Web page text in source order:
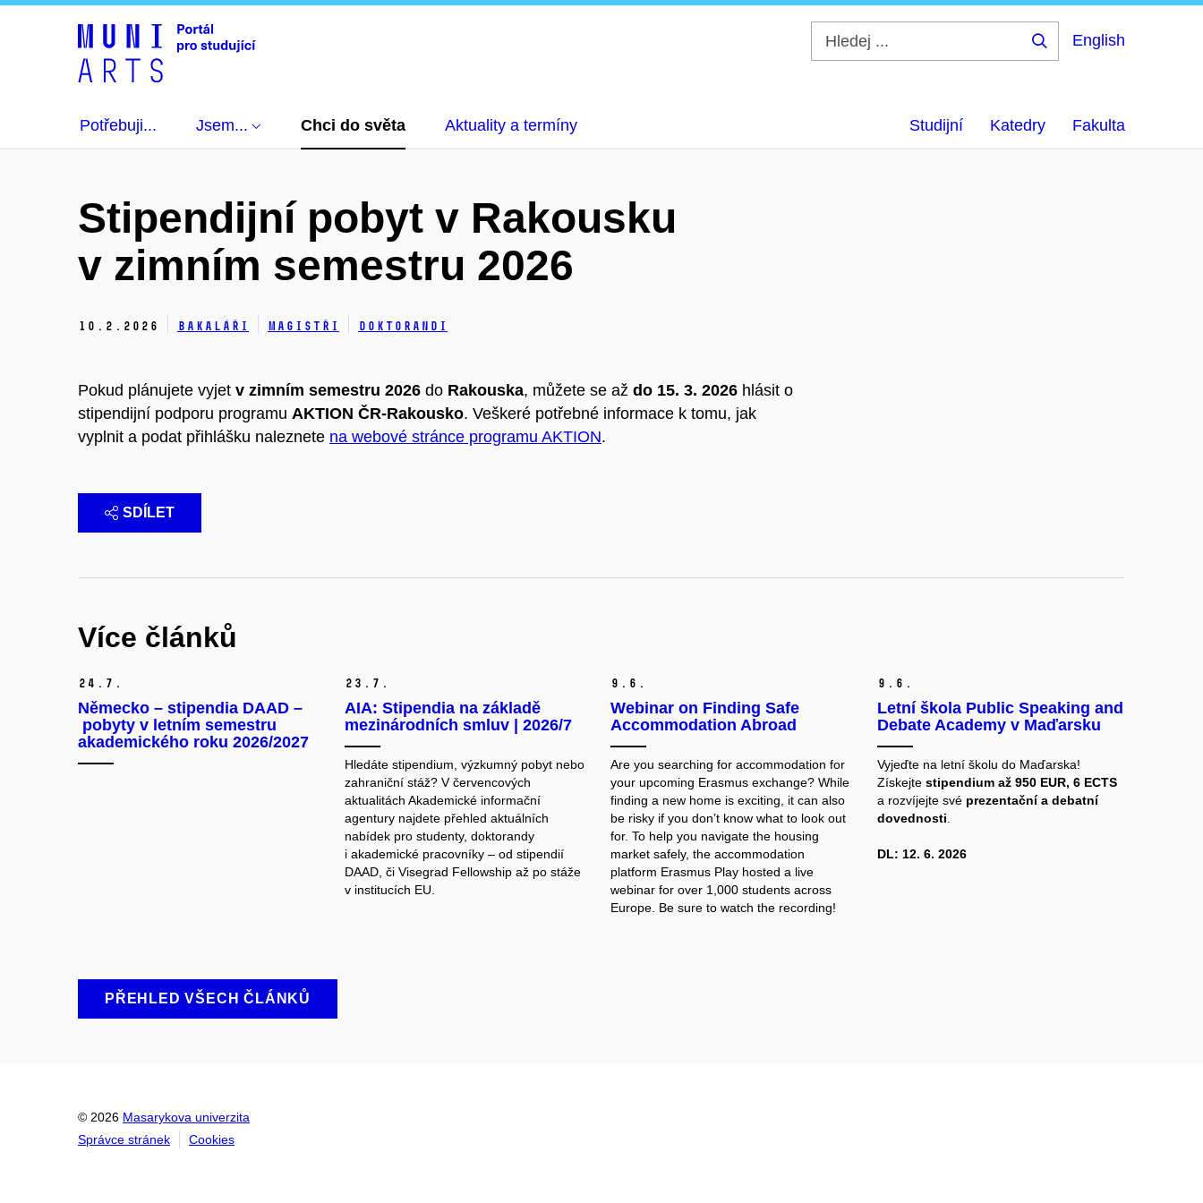
English
Potřebuji... Jsem... Chci do světa Aktuality a termíny Studijní Katedry Fakulta
Stipendijní pobyt v Rakousku
v zimním semestru 2026
10. 2. 2026 Bakaláři Magistři Doktorandi
Pokud plánujete vyjet v zimním semestru 2026 do Rakouska, můžete se až do 15. 3. 2026 hlásit o
stipendijní podporu programu AKTION ČR-Rakousko. Veškeré potřebné informace k tomu, jak
vyplnit a podat přihlášku naleznete na webové stránce programu AKTION.
SDÍLET
Více článků
24. 7.
Německo – stipendia DAAD –
pobyty v letním semestru
akademického roku 2026/2027
23. 7.
AIA: Stipendia na základě
mezinárodních smluv | 2026/7
Hledáte stipendium, výzkumný pobyt nebo
zahraniční stáž? V červencových
aktualitách Akademické informační
agentury najdete přehled aktuálních
nabídek pro studenty, doktorandy
i akademické pracovníky – od stipendií
DAAD, či Visegrad Fellowship až po stáže
v institucích EU.
9. 6.
Webinar on Finding Safe
Accommodation Abroad
Are you searching for accommodation for
your upcoming Erasmus exchange? While
finding a new home is exciting, it can also
be risky if you don’t know what to look out
for. To help you navigate the housing
market safely, the accommodation
platform Erasmus Play hosted a live
webinar for over 1,000 students across
Europe. Be sure to watch the recording!
9. 6.
Letní škola Public Speaking and
Debate Academy v Maďarsku
Vyjeďte na letní školu do Maďarska!
Získejte stipendium až 950 EUR, 6 ECTS
a rozvíjejte své prezentační a debatní
dovednosti
DL: 12. 6. 2026
PŘEHLED VŠECH ČLÁNKŮ
© 2026 Masarykova univerzita
Správce stránek
Cookies